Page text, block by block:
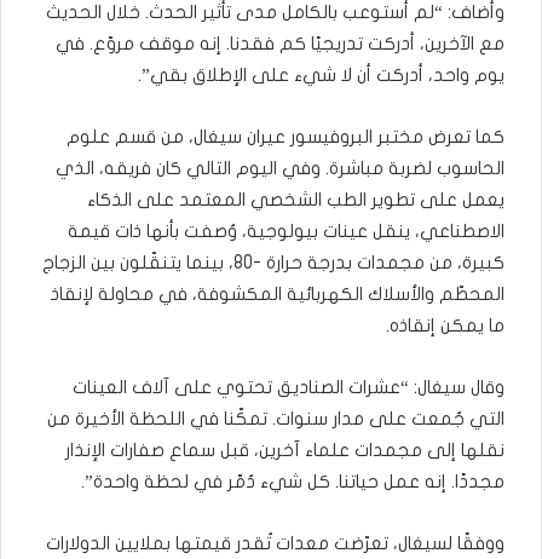
وأضاف: “لم أستوعب بالكامل مدى تأثير الحدث. خلال الحديث
مع الآخرين، أدركت تدريجيًا كم فقدنا. إنه موقف مروّع. في
يوم واحد، أدركت أن لا شيء على الإطلاق بقي”.
كما تعرض مختبر البروفيسور عيران سيغال، من قسم علوم
الحاسوب لضربة مباشرة. وفي اليوم التالي كان فريقه، الذي
يعمل على تطوير الطب الشخصي المعتمد على الذكاء
الاصطناعي، ينقل عينات بيولوجية، وُصفت بأنها ذات قيمة
كبيرة، من مجمدات بدرجة حرارة -80، بينما يتنقّلون بين الزجاج
المحطّم والأسلاك الكهربائية المكشوفة، في محاولة لإنقاذ
ما يمكن إنقاذه.
وقال سيغال: “عشرات الصناديق تحتوي على آلاف العينات
التي جُمعت على مدار سنوات. تمكّنا في اللحظة الأخيرة من
نقلها إلى مجمدات علماء آخرين، قبل سماع صفارات الإنذار
مجددًا. إنه عمل حياتنا. كل شيء دُمّر في لحظة واحدة”.
ووفقًا لسيغال، تعرّضت معدات تُقدر قيمتها بملايين الدولارات